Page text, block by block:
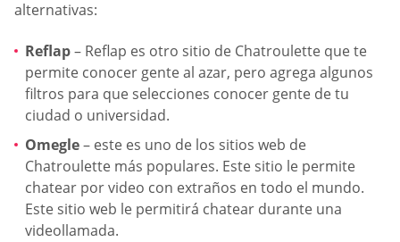
alternativas:
Reflap– Reflap es otro sitio de Chatroulette que te
permite conocer gente al azar, pero agrega algunos
filtros para que selecciones conocer gente de tu
ciudad o universidad.
Omegle– este es uno de los sitios web de
Chatroulette más populares. Este sitio le permite
chatear por video con extraños en todo el mundo.
Este sitio web le permitirá chatear durante una
videollamada.